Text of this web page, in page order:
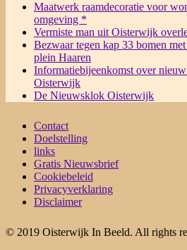
Maatwerk raamdecoratie voor
omgeving *
Vermiste man uit Oisterwijk
Bezwaar tegen kap 33 bomen
plein Haaren
Informatiebijeenkomst over
Oisterwijk
De Nieuwsklok Oisterwijk
Contact
Doelstelling
links
Gratis Nieuwsbrief
Cookiebeleid
Privacyverklaring
Disclaimer
© 2019 Oisterwijk In Beeld. All rights